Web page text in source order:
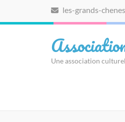
les-grands-
Une association